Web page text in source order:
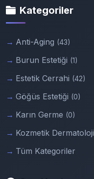
Kategoriler
Anti-Aging (43)
Burun Estetiği (1)
Estetik Cerrahi (42)
Göğüs Estetiği (0)
Karın Germe (0)
Kozmetik Dermatoloji
Tüm Kategoriler